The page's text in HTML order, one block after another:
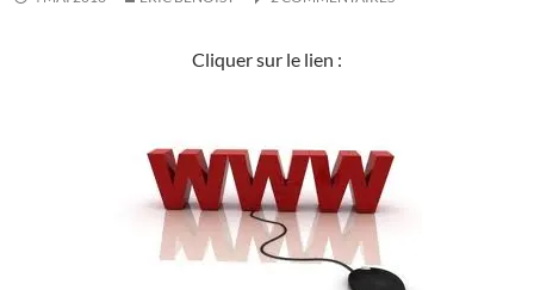
Cliquer sur le lien :